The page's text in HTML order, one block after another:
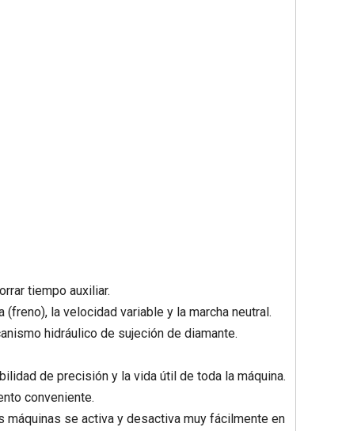
tiempo auxiliar.
la velocidad variable y la marcha neutral.
hidráulico de sujeción de diamante.
de precisión y la vida útil de toda la máquina.
conveniente.
máquinas se activa y desactiva muy fácilmente en